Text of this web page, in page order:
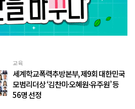
교육
세계학교폭력추방본부, 제9회 대한민국
모범리더상 ‘김찬미·오혜원·유주원’ 등
56명 선정